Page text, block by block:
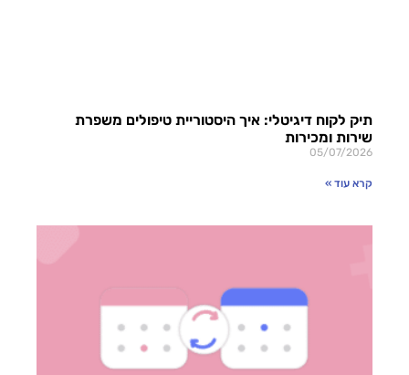
תיק לקוח דיגיטלי: איך היסטוריית טיפולים משפרת
שירות ומכירות
05/07/2026
קרא עוד »